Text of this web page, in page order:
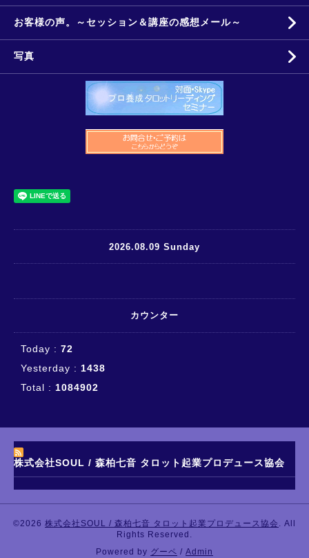
お客様の声。～セッション＆講座の感想メール～
写真
2026.08.09 Sunday
カウンター
Today : 72
Yesterday : 1438
Total : 1084902
株式会社SOUL / 森柏七音 タロット起業プロデュース協会
©2026 株式会社SOUL / 森柏七音 タロット起業プロデュース協会 . All
Rights Reserved.
Powered by グーペ / Admin